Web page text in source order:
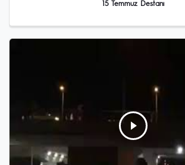
15 Temmuz Destanı